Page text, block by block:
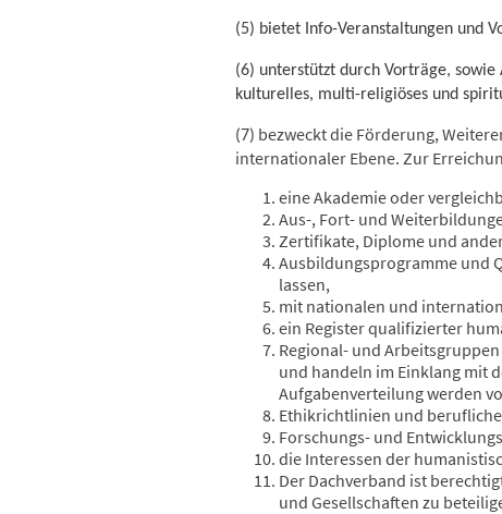
(5) bietet Info-Veranstaltungen und
(6) unterstützt durch Vorträge,
kulturelles, multi-religiöses und
(7) bezweckt die Förderung,
internationaler Ebene. Zur
eine Akademie oder
Aus-, Fort- und
Zertifikate, Diplome und
Ausbildungsprogramme und
lassen,
mit nationalen und
ein Register qualifizierter
Regional- und
und handeln im Einklang mit
Aufgabenverteilung werden
Ethikrichtlinien und
Forschungs- und
die Interessen der
Der Dachverband ist
und Gesellschaften zu